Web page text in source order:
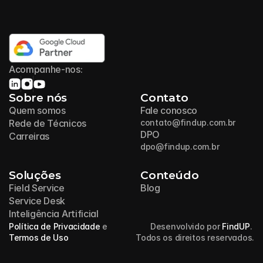
Acompanhe-nos:
Sobre nós
Quem somos
Rede de Técnicos
Carreiras
Contato
Fale conosco
contato@findup.com.br
DPO
dpo@findup.com.br
Soluções
Field Service
Service Desk
Inteligência Artificial
Conteúdo
Blog
Política de Privacidade
Termos de Uso
Desenvolvido por FindUP.
Todos os direitos reservados.